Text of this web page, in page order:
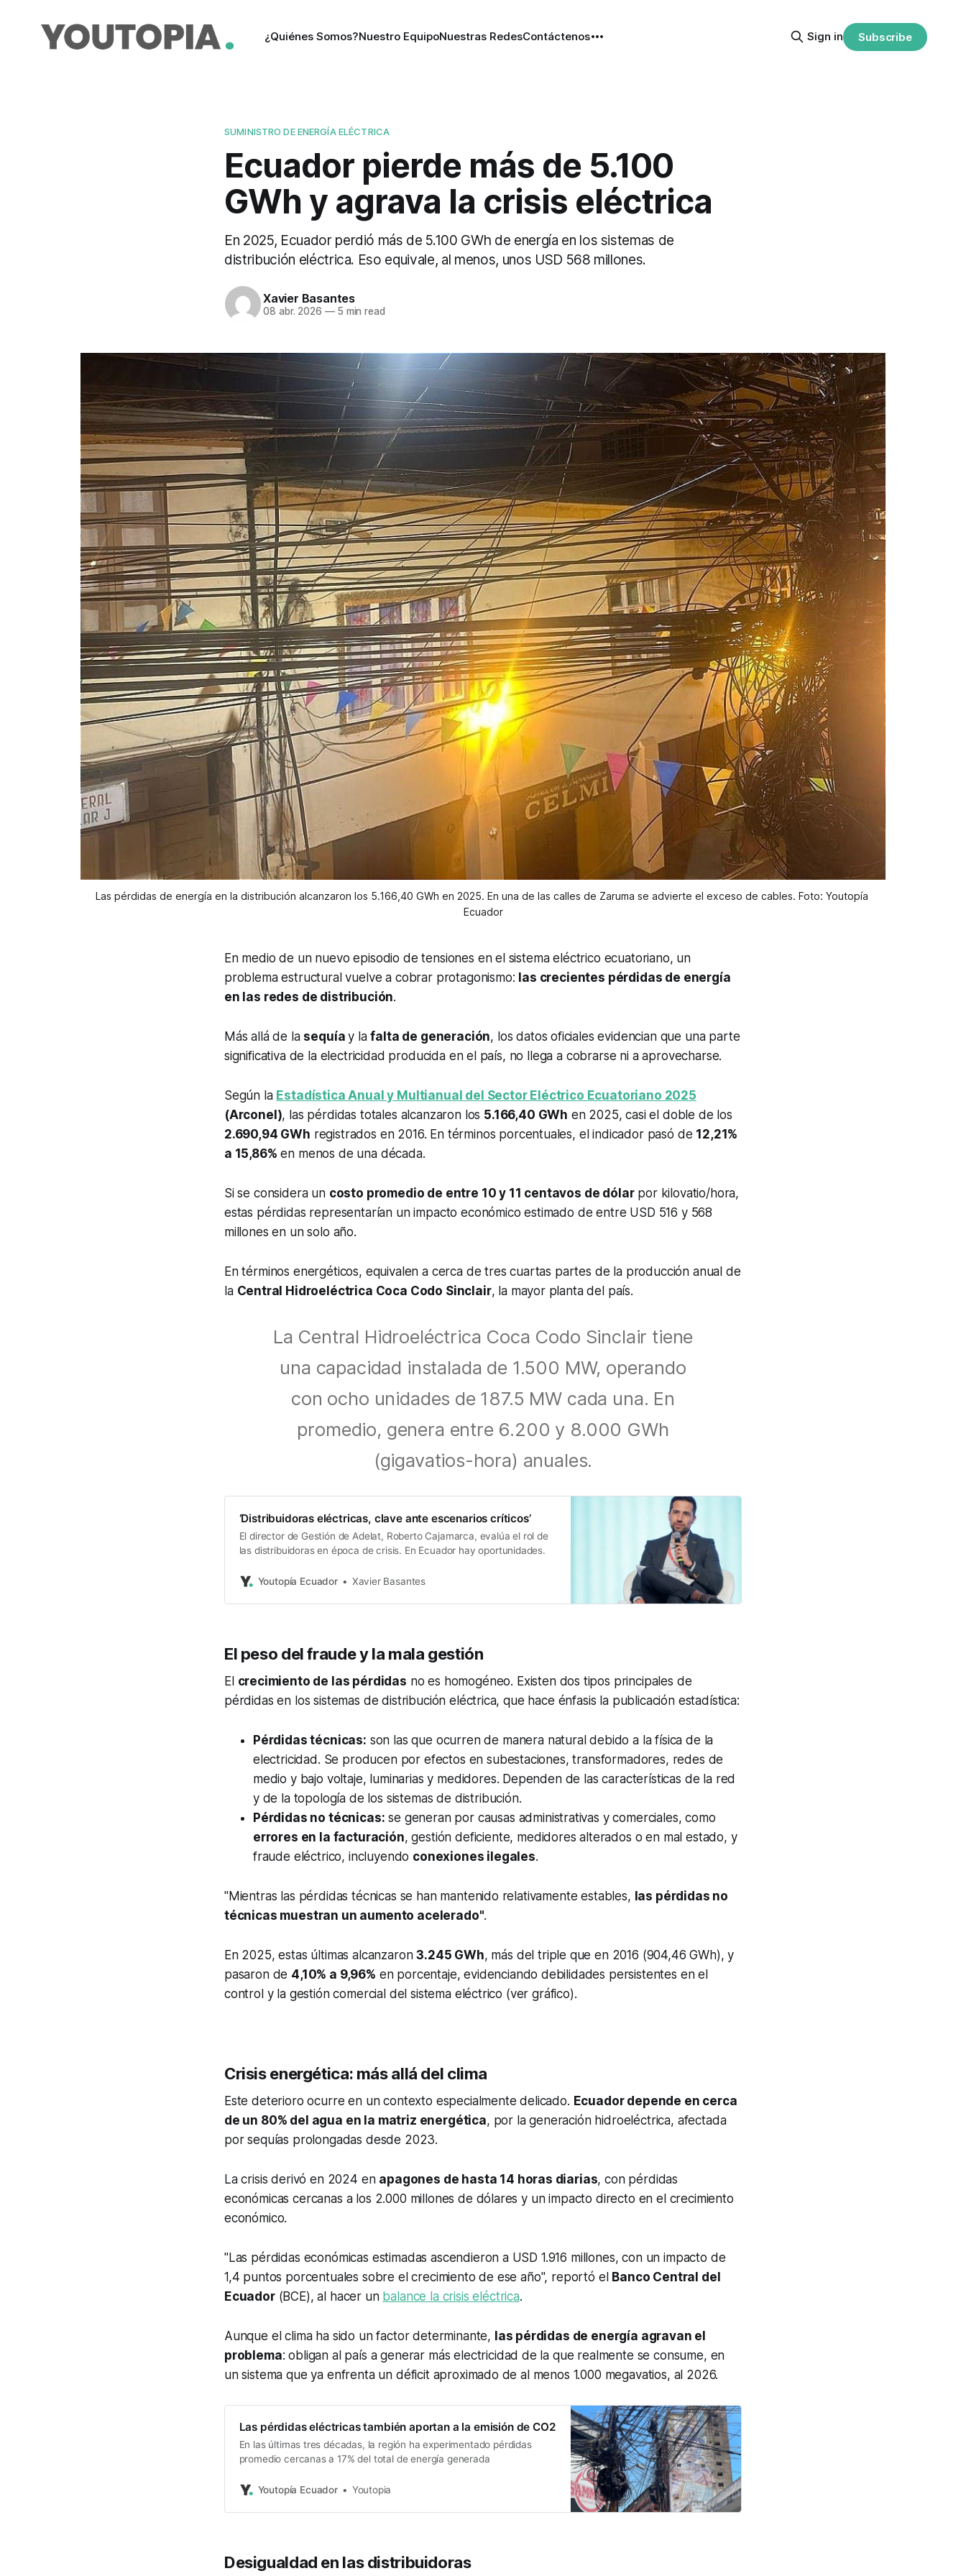
¿Quiénes Somos?Nuestro EquipoNuestras RedesContáctenos Sign in Subscribe
SUMINISTRO DE ENERGÍA ELÉCTRICA
Ecuador pierde más de 5.100
GWh y agrava la crisis eléctrica
En 2025, Ecuador perdió más de 5.100 GWh de energía en los sistemas de
distribución eléctrica. Eso equivale, al menos, unos USD 568 millones.
Xavier Basantes
08 abr. 2026 —5 min read
Las pérdidas de energía en la distribución alcanzaron los 5.166,40 GWh en 2025. En una de las calles de Zaruma se advierte el exceso de cables. Foto: Youtopía
Ecuador
En medio de un nuevo episodio de tensiones en el sistema eléctrico ecuatoriano, un
problema estructural vuelve a cobrar protagonismo: las crecientes pérdidas de energía
en las redes de distribución.
Más allá de la sequíay lafalta de generación, los datos oficiales evidencian que una parte
significativa de la electricidad producida en el país, no llega a cobrarse ni a aprovecharse.
Según la Estadística Anual y Multianual del Sector Eléctrico Ecuatoriano 2025
(Arconel), las pérdidas totales alcanzaron los 5.166,40 GWh en 2025, casi el doble de los
2.690,94 GWh registrados en 2016. En términos porcentuales, el indicador pasó de 12,21%
a 15,86% en menos de una década.
Si se considera un costo promedio de entre 10 y 11 centavos de dólarpor kilovatio/hora,
estas pérdidas representarían un impacto económico estimado de entre USD 516 y 568
millones en un solo año.
En términos energéticos, equivalen a cerca de tres cuartas partes de la producción anual de
la Central Hidroeléctrica Coca Codo Sinclair, la mayor planta del país.
La Central Hidroeléctrica Coca Codo Sinclair tiene
una capacidad instalada de 1.500 MW, operando
con ocho unidades de 187.5 MW cada una. En
promedio, genera entre 6.200 y 8.000 GWh
(gigavatios-hora) anuales.
‘Distribuidoras eléctricas, clave ante escenarios críticos’
El director de Gestión de Adelat, Roberto Cajamarca, evalúa el rol de
las distribuidoras en época de crisis. En Ecuador hay oportunidades.
Youtopía Ecuador Xavier Basantes
El peso del fraude y la mala gestión
El crecimiento de las pérdidas no es homogéneo. Existen dos tipos principales de
pérdidas en los sistemas de distribución eléctrica, que hace énfasis la publicación estadística:
Pérdidas técnicas: son las que ocurren de manera natural debido a la física de la
electricidad. Se producen por efectos en subestaciones, transformadores, redes de
medio y bajo voltaje, luminarias y medidores. Dependen de las características de la red
y de la topología de los sistemas de distribución.
Pérdidas no técnicas: se generan por causas administrativas y comerciales, como
errores en la facturación, gestión deficiente, medidores alterados o en mal estado, y
fraude eléctrico, incluyendo conexiones ilegales.
"Mientras las pérdidas técnicas se han mantenido relativamente estables, las pérdidas no
técnicas muestran un aumento acelerado".
En 2025, estas últimas alcanzaron3.245 GWh, más del triple que en 2016 (904,46 GWh), y
pasaron de 4,10% a 9,96% en porcentaje, evidenciando debilidades persistentes en el
control y la gestión comercial del sistema eléctrico (ver gráfico).
Crisis energética: más allá del clima
Este deterioro ocurre en un contexto especialmente delicado. Ecuador depende en cerca
de un 80% del agua en la matriz energética, por la generación hidroeléctrica, afectada
por sequías prolongadas desde 2023.
La crisis derivó en 2024 en apagones de hasta 14 horas diarias, con pérdidas
económicas cercanas a los 2.000 millones de dólares y un impacto directo en el crecimiento
económico.
"Las pérdidas económicas estimadas ascendieron a USD 1.916 millones, con un impacto de
1,4 puntos porcentuales sobre el crecimiento de ese año", reportó el Banco Central del
Ecuador(BCE), al hacer un balance la crisis eléctrica.
Aunque el clima ha sido un factor determinante, las pérdidas de energía agravan el
problema: obligan al país a generar más electricidad de la que realmente se consume, en
un sistema que ya enfrenta un déficit aproximado de al menos 1.000 megavatios, al 2026.
Las pérdidas eléctricas también aportan a la emisión de CO2
En las últimas tres décadas, la región ha experimentado pérdidas
promedio cercanas a 17% del total de energía generada
Youtopía Ecuador Youtopia
Desigualdad en las distribuidoras